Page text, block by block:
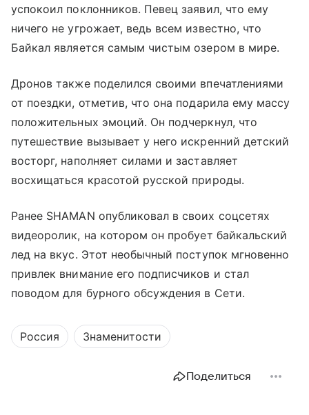
успокоил поклонников. Певец заявил, что ему
ничего не угрожает, ведь всем известно, что
Байкал является самым чистым озером в мире.
Дронов также поделился своими впечатлениями
от поездки, отметив, что она подарила ему массу
положительных эмоций. Он подчеркнул, что
путешествие вызывает у него искренний детский
восторг, наполняет силами и заставляет
восхищаться красотой русской природы.
Ранее SHAMAN опубликовал в своих соцсетях
видеоролик, на котором он пробует байкальский
лед на вкус. Этот необычный поступок мгновенно
привлек внимание его подписчиков и стал
поводом для бурного обсуждения в Сети.
Россия Знаменитости
Поделиться